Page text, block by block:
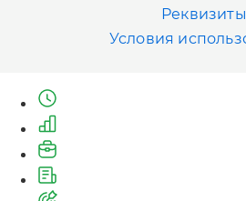
Реквизиты
Условия
+7 (843) 202-41-47
+7 (343) 226-06-71